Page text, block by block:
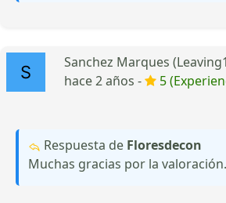
Sanchez Marques
hace 2 años -
5
Respuesta de Floresdecon
Muchas gracias por la valoración.